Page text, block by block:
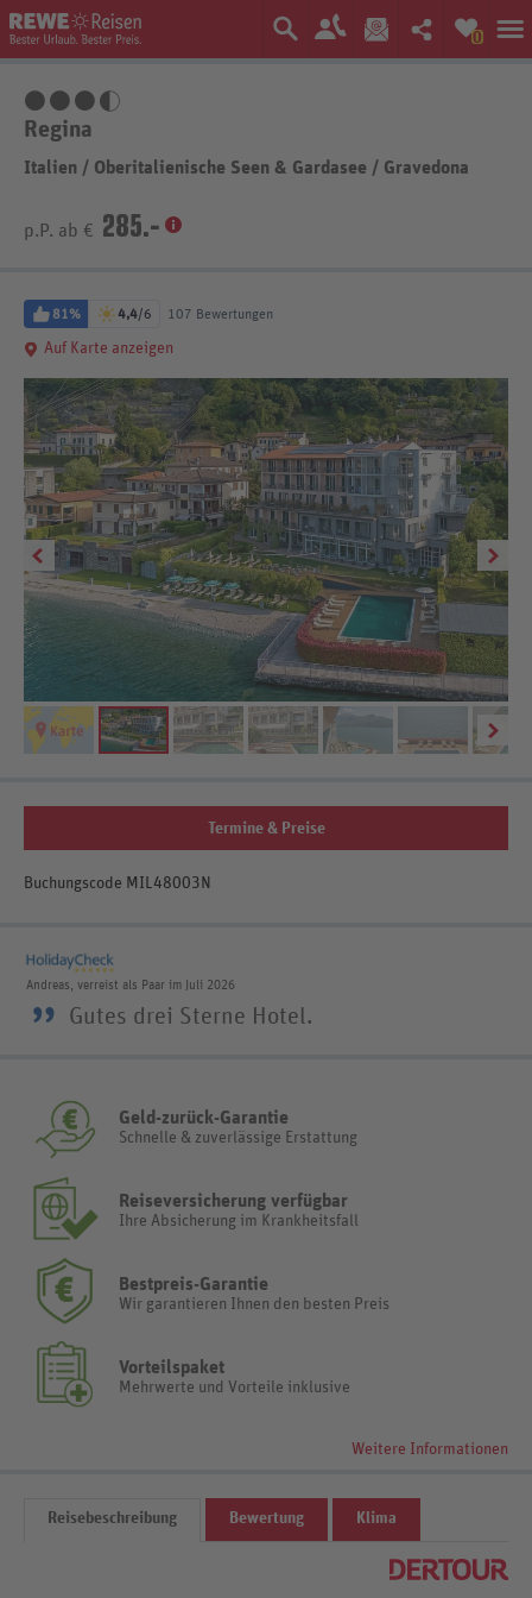
0
Regina
Italien / Oberitalienische Seen & Gardasee / Gravedona
p.P. ab € 285.-
81% 4,4/6 107 Bewertungen
Auf Karte anzeigen
Termine & Preise
Buchungscode MIL48003N
Andreas, verreist als Paar im Juli 2026
” Gutes drei Sterne Hotel.
Geld-zurück-Garantie
Schnelle & zuverlässige Erstattung
Reiseversicherung verfügbar
Ihre Absicherung im Krankheitsfall
Bestpreis-Garantie
Wir garantieren Ihnen den besten Preis
Vorteilspaket
Mehrwerte und Vorteile inklusive
Weitere Informationen
Reisebeschreibung Bewertung Klima